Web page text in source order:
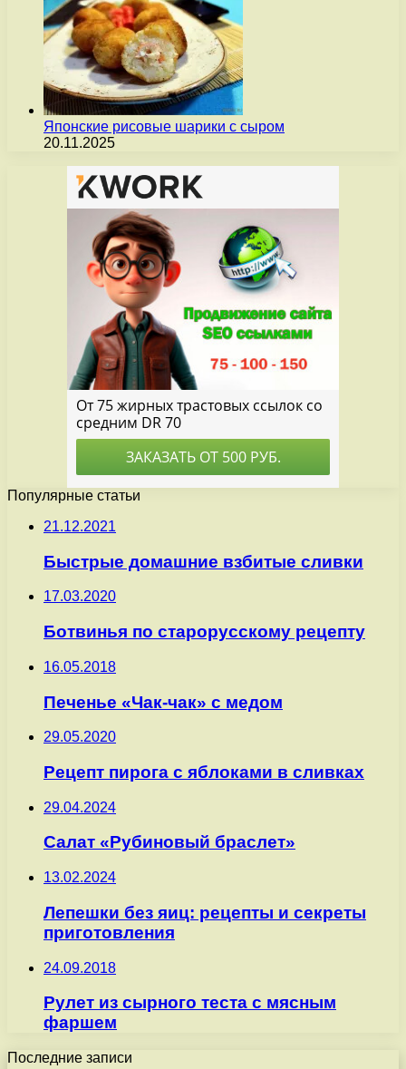
Японские рисовые шарики с сыром
20.11.2025
Популярные статьи
21.12.2021
Быстрые домашние взбитые сливки
17.03.2020
Ботвинья по старорусскому рецепту
16.05.2018
Печенье «Чак-чак» с медом
29.05.2020
Рецепт пирога с яблоками в сливках
29.04.2024
Салат «Рубиновый браслет»
13.02.2024
Лепешки без яиц: рецепты и секреты
приготовления
24.09.2018
Рулет из сырного теста с мясным
фаршем
Последние записи